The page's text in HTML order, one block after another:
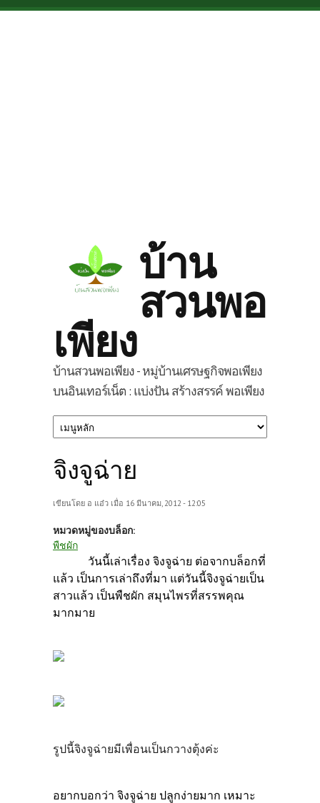
Skip to main content
บ้าน
สวนพอ
เพียง
บ้านสวนพอเพียง - หมู่บ้านเศรษฐกิจพอเพียง
บนอินเทอร์เน็ต : แบ่งปัน สร้างสรรค์ พอเพียง
จิงจูฉ่าย
เขียนโดย อ แอ๋ว เมื่อ 16 มีนาคม, 2012 - 12:05
หมวดหมู่ของบล็อก:
พืชผัก
วันนี้เล่าเรื่อง จิงจูฉ่าย ต่อจากบล็อกที่
แล้ว เป็นการเล่าถึงที่มา แต่วันนี้จิงจูฉ่ายเป็น
สาวแล้ว เป็นพืชผัก สมุนไพรที่สรรพคุณ
มากมาย
รูปนี้จิงจูฉ่ายมีเพื่อนเป็นกวางตุ้งค่ะ
อยากบอกว่า จิงจูฉ่าย ปลูกง่ายมาก เหมาะ